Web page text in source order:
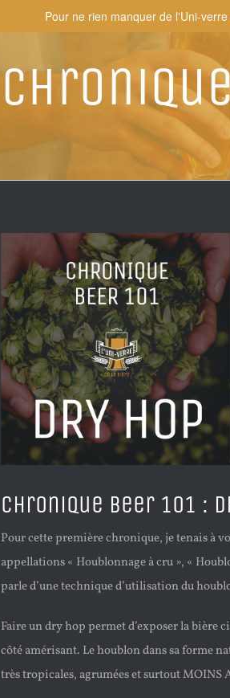
Larger
Image
Chronique Beer 101 :
Pour cette première chronique, je tenais à
appellations « Houblonnage à cru », «
parle d’une technique d’utilisation du
Faire un dry hop permet d’exposer la bière
côté amérisant. Le houblon dans sa forme
très tropicales, agrumées et surtout MOINS
Pour ne rien manquer de l'Uni-